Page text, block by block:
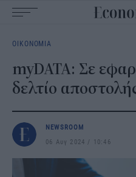
navigation
ΟΙΚΟΝΟΜΙΑ
myDATA: Σε
δελτίο
NEWSROOM
06 Αυγ 2024
10:46